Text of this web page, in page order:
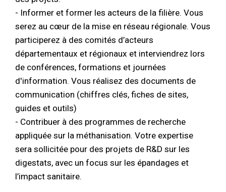
- Informer et former les acteurs de la filière. Vous
serez au cœur de la mise en réseau régionale. Vous
participerez à des comités d’acteurs
départementaux et régionaux et interviendrez lors
de conférences, formations et journées
d'information. Vous réalisez des documents de
communication (chiffres clés, fiches de sites,
guides et outils)
- Contribuer à des programmes de recherche
appliquée sur la méthanisation. Votre expertise
sera sollicitée pour des projets de R&D sur les
digestats, avec un focus sur les épandages et
l’impact sanitaire.